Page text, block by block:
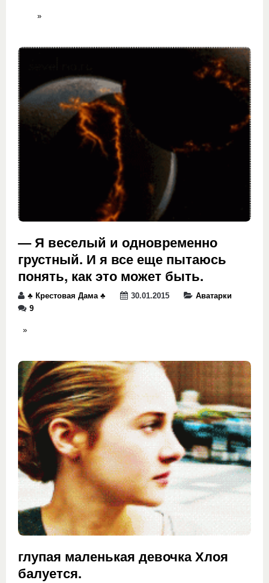
»
— Я веселый и одновременно
грустный. И я все еще пытаюсь
понять, как это может быть.
♣️ Крестовая Дама ♣️ 30.01.2015
Аватарки
9
»
глупая маленькая девочка Хлоя
балуется.